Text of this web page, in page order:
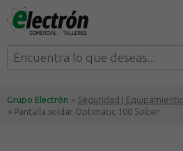
Grupo Electrón > Seguridad | Equipamiento
> Pantalla soldar Optimatic 100 Solter